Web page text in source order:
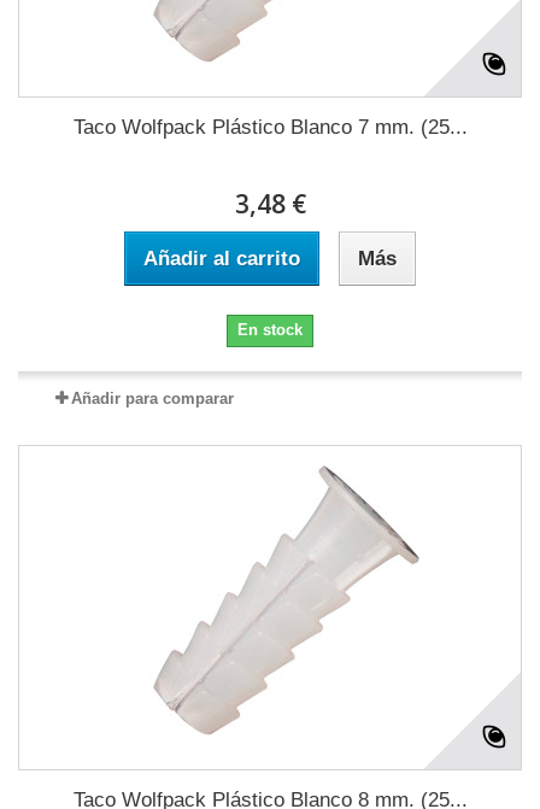
Taco Wolfpack Plástico Blanco 7 mm. (25...
3,48 €
Añadir al carrito Más
En stock
Añadir para comparar
Taco Wolfpack Plástico Blanco 8 mm. (25...